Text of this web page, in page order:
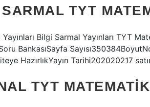
TYT
Bilgi Sarmal Yayınları TYT
BankasıSayfa
HazırlıkYayın Tarihi202020217
TYT